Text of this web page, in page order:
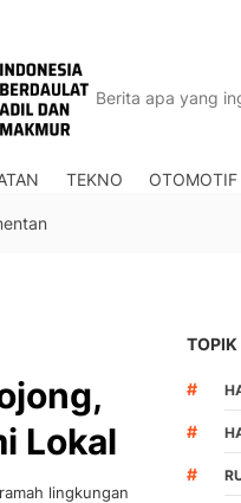
TEKNO OTOMOTIF
Lokal
lingkungan
TOPIK
#
#
#